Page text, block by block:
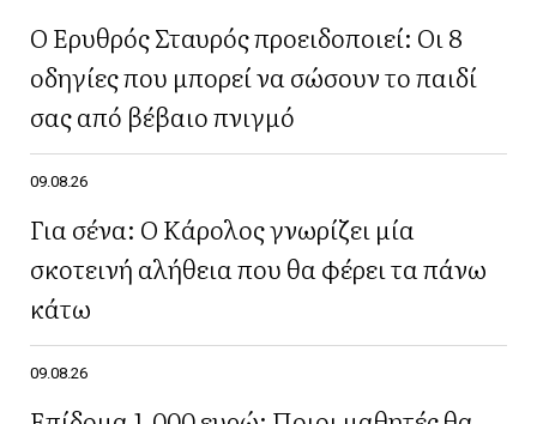
Ο Ερυθρός Σταυρός προειδοποιεί: Οι 8
οδηγίες που μπορεί να σώσουν το παιδί
σας από βέβαιο πνιγμό
09.08.26
Για σένα: Ο Κάρολος γνωρίζει μία
σκοτεινή αλήθεια που θα φέρει τα πάνω
κάτω
09.08.26